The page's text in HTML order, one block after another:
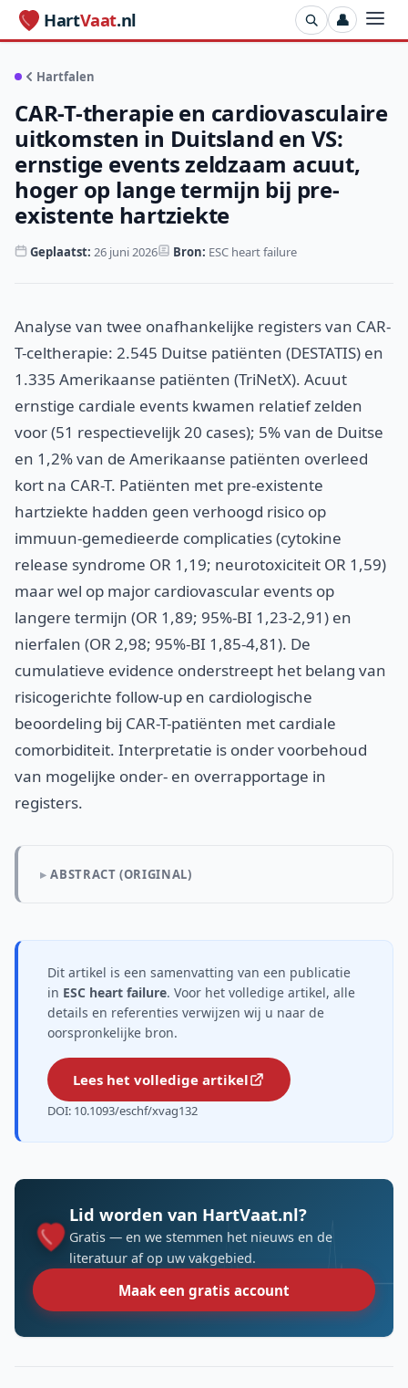
HartVaat.nl 👤
Hartfalen
CAR-T-therapie en cardiovasculaire
uitkomsten in Duitsland en VS:
ernstige events zeldzaam acuut,
hoger op lange termijn bij pre-
existente hartziekte
Geplaatst: 26 juni 2026 Bron: ESC heart failure
Analyse van twee onafhankelijke registers van CAR-
T-celtherapie: 2.545 Duitse patiënten (DESTATIS) en
1.335 Amerikaanse patiënten (TriNetX). Acuut
ernstige cardiale events kwamen relatief zelden
voor (51 respectievelijk 20 cases); 5% van de Duitse
en 1,2% van de Amerikaanse patiënten overleed
kort na CAR-T. Patiënten met pre-existente
hartziekte hadden geen verhoogd risico op
immuun-gemedieerde complicaties (cytokine
release syndrome OR 1,19; neurotoxiciteit OR 1,59)
maar wel op major cardiovascular events op
langere termijn (OR 1,89; 95%-BI 1,23-2,91) en
nierfalen (OR 2,98; 95%-BI 1,85-4,81). De
cumulatieve evidence onderstreept het belang van
risicogerichte follow-up en cardiologische
beoordeling bij CAR-T-patiënten met cardiale
comorbiditeit. Interpretatie is onder voorbehoud
van mogelijke onder- en overrapportage in
registers.
ABSTRACT (ORIGINAL)
Dit artikel is een samenvatting van een publicatie
in ESC heart failure. Voor het volledige artikel, alle
details en referenties verwijzen wij u naar de
oorspronkelijke bron.
Lees het volledige artikel
DOI: 10.1093/eschf/xvag132
Lid worden van HartVaat.nl?
Gratis — en we stemmen het nieuws en de
literatuur af op uw vakgebied.
Maak een gratis account